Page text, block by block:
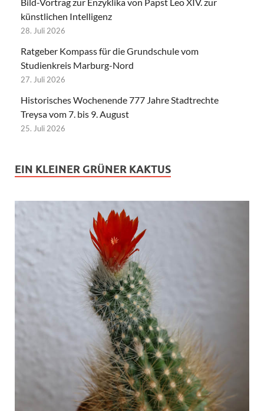
Bild-Vortrag zur Enzyklika von Papst Leo XIV. zur
künstlichen Intelligenz
28. Juli 2026
Ratgeber Kompass für die Grundschule vom
Studienkreis Marburg-Nord
27. Juli 2026
Historisches Wochenende 777 Jahre Stadtrechte
Treysa vom 7. bis 9. August
25. Juli 2026
EIN KLEINER GRÜNER KAKTUS